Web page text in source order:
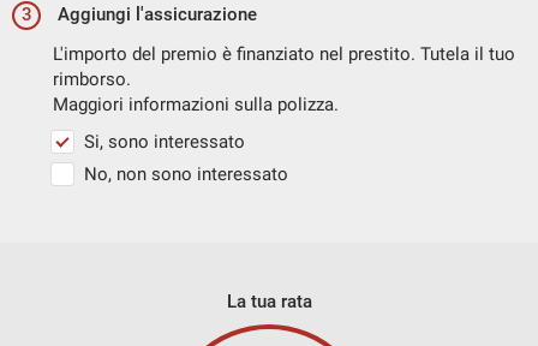
3
Aggiungi l'assicurazione
L'importo del premio è finanziato nel prestito. Tutela il tuo
rimborso.
Maggiori informazioni sulla polizza.
Si, sono interessato
No, non sono interessato
La tua rata